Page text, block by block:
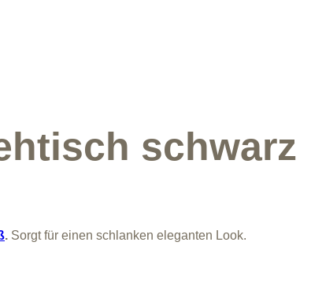
schwarz
. Sorgt für einen schlanken eleganten Look.